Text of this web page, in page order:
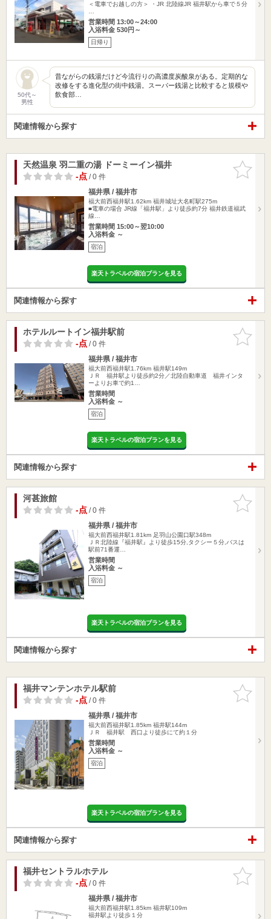
＜電車でお越しの方＞ ・JR 北陸線JR 福井駅から車で５分
営業時間 13:00～24:00
入浴料金 530円～
日帰り
50代～
男性
昔ながらの銭湯だけど今流行りの高濃度炭酸泉がある。定期的な
改修をする進化型の街中銭湯。スーパー銭湯と比較すると規模や
飲食部…
関連情報から探す
お気に入
りに追加
天然温泉 羽二重の湯 ドーミーイン福井
-点/ 0 件
福井県 / 福井市
福大前西福井駅1.62km 福井城址大名町駅275m
■電車の場合 JR線「福井駅」より徒歩約7分 福井鉄道福武
線…
営業時間 15:00～翌10:00
入浴料金 ～
宿泊
楽天トラベルの宿泊プランを見る
関連情報から探す
お気に入
りに追加
ホテルルートイン福井駅前
-点/ 0 件
福井県 / 福井市
福大前西福井駅1.76km 福井駅149m
ＪＲ 福井駅より徒歩約2分／北陸自動車道 福井インタ
ーよりお車で約1…
営業時間
入浴料金 ～
宿泊
楽天トラベルの宿泊プランを見る
関連情報から探す
お気に入
りに追加
河甚旅館
-点/ 0 件
福井県 / 福井市
福大前西福井駅1.81km 足羽山公園口駅348m
ＪＲ北陸線『福井駅』より徒歩15分,タクシー５分,バスは
駅前71番運…
営業時間
入浴料金 ～
宿泊
楽天トラベルの宿泊プランを見る
関連情報から探す
お気に入
りに追加
福井マンテンホテル駅前
-点/ 0 件
福井県 / 福井市
福大前西福井駅1.85km 福井駅144m
ＪＲ 福井駅 西口より徒歩にて約１分
営業時間
入浴料金 ～
宿泊
楽天トラベルの宿泊プランを見る
関連情報から探す
お気に入
りに追加
福井セントラルホテル
-点/ 0 件
福井県 / 福井市
福大前西福井駅1.85km 福井駅109m
福井駅より徒歩１分